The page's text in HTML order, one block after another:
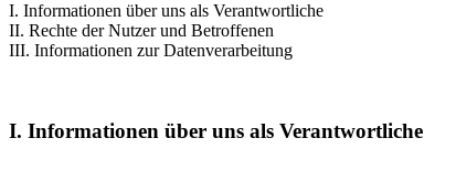
I. Informationen über uns als Verantwortliche
II. Rechte der Nutzer und Betroffenen
III. Informationen zur Datenverarbeitung
I. Informationen über uns als Verantwortliche